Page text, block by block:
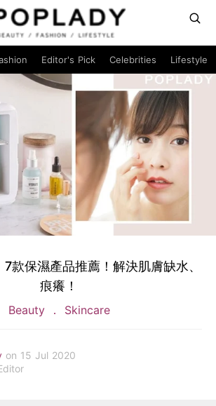
Editor's Pick Celebrities Lifestyle
7款保濕產品推薦！解決肌膚缺水、
痕癢！
Beauty Skincare
on 15 Jul 2020